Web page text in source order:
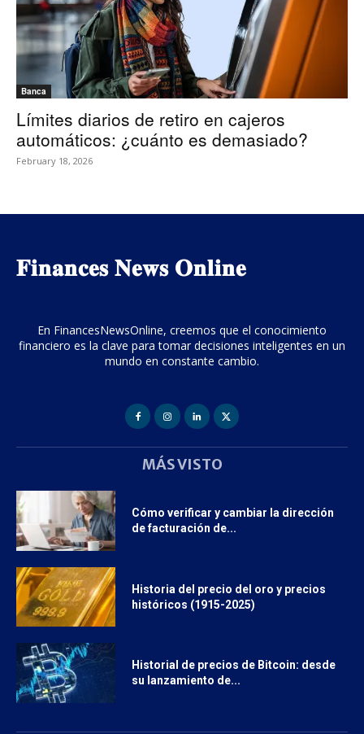
Banca
Límites diarios de retiro en cajeros
automáticos: ¿cuánto es demasiado?
February 18, 2026
𝐅𝐢𝐧𝐚𝐧𝐜𝐞𝐬 𝐍𝐞𝐰𝐬 𝐎𝐧𝐥𝐢𝐧𝐞
En FinancesNewsOnline, creemos que el conocimiento
financiero es la clave para tomar decisiones inteligentes en un
mundo en constante cambio.
MÁS VISTO
Cómo verificar y cambiar la dirección
de facturación de...
Historia del precio del oro y precios
históricos (1915-2025)
Historial de precios de Bitcoin: desde
su lanzamiento de...